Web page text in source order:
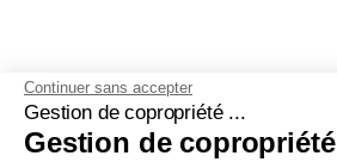
Continuer sans accepter
Gestion de copropriété ...
Gestion de copropriété